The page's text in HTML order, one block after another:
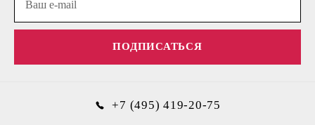
ПОДПИСАТЬСЯ
+7 (495) 419-20-75